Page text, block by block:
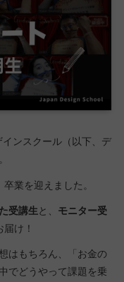
ンスクール（以下、デ
業を迎えました。
受講生と、 モニター受
け！
はもちろん、「お金の
でどうやって課題を乗